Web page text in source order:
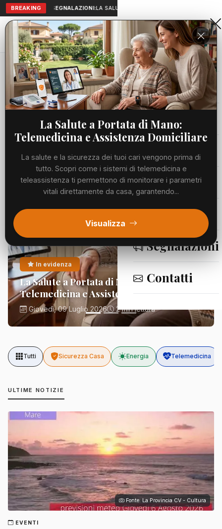
BREAKING SEGNALAZIONI:LA SALUTE A PORTATA DI MANO:
Aranova • NET
PORTALE UTILE AL TERRITORIO
Home
Cronaca
Viabilità
Utilità
Meteo
Eventi
Segnalazioni
Contatti
La Salute a Portata di Mano:
Telemedicina e Assistenza Domiciliare
La salute e la sicurezza dei tuoi cari vengono prima di
tutto. Scopri come i sistemi di telemedicina e
teleassistenza ti permettono di monitorare i parametri
vitali direttamente da casa, garantendo...
Visualizza
In evidenza Segnalazioni
La Salute a Portata di Mano:
Telemedicina e Assistenza Domiciliare
Giovedì, 09 Luglio 2026 2 min lettura
Tutti Sicurezza Casa Energia Telemedicina
ULTIME NOTIZIE
Fonte: La Provincia CV - Cultura
EVENTI